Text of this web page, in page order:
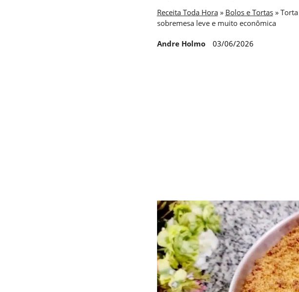
Receita Toda Hora» Bolos e Tortas»
sobremesa leve e muito econômica
Andre Holmo 03/06/2026